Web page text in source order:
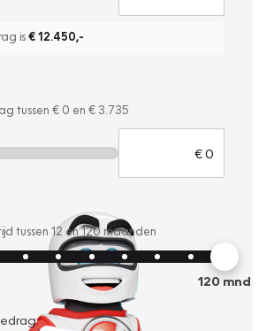
is€ 12.450,-
tussen € 0 en € 3.735
tussen 12 en120 maanden
120mnd